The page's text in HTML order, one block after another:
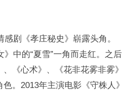
剧《孝庄秘史》崭露头角。
》中的“夏雪”一角而走红。之后
《心术》、《花非花雾非雾》
。2013年主演电影《守株人》